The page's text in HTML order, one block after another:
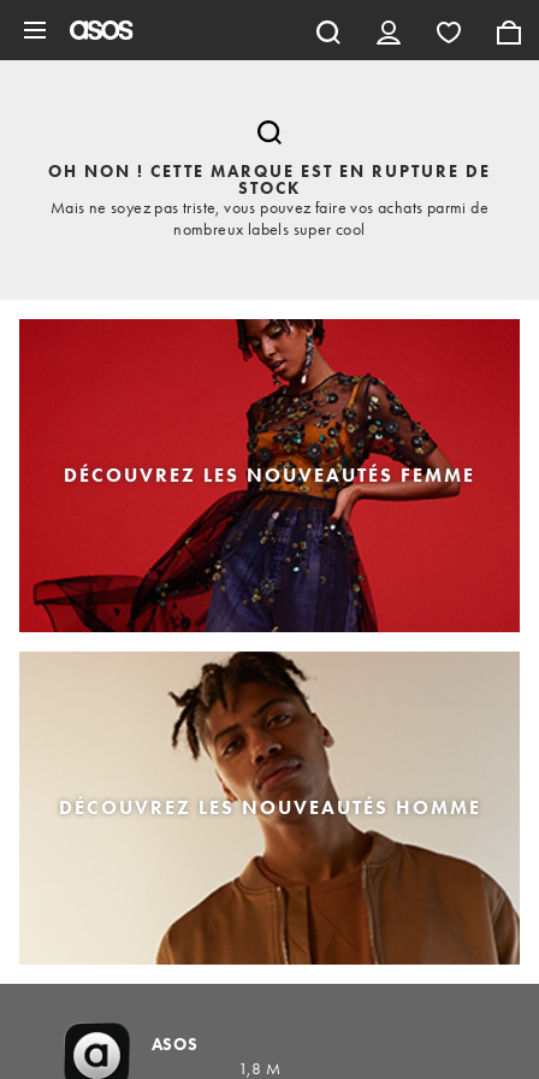
OH NON ! CETTE MARQUE EST EN RUPTURE DE
STOCK
Mais ne soyez pas triste, vous pouvez faire vos achats parmi de
nombreux labels super cool
DÉCOUVREZ LES NOUVEAUTÉS FEMME
DÉCOUVREZ LES NOUVEAUTÉS HOMME
ASOS
1,8 M